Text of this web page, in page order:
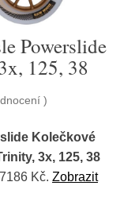
Powerslide
125, 38
)
Kolečkové
3x, 125, 38
Kč. Zobrazit